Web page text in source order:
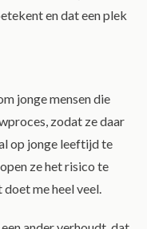
en dat een plek
jonge mensen die
zodat ze daar
op jonge leeftijd te
ze het risico te
doet me heel veel.